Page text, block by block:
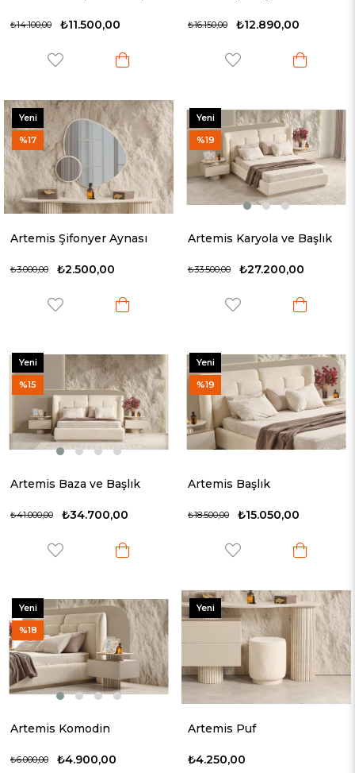
₺11.500,00
₺14.100,00 ₺12.890,00
₺16.150,00
Artemis Şifonyer Aynası
₺2.500,00
₺3.000,00
Yeni
Ürün
%17
Artemis Karyola ve Başlık
₺27.200,00
₺33.500,00
Yeni
Ürün
%19
Artemis Baza ve Başlık
₺34.700,00
₺41.000,00
Yeni
Ürün
%15
Artemis Başlık
₺15.050,00
₺18.500,00
Yeni
Ürün
%19
Artemis Komodin
₺4.900,00
₺6.000,00
Yeni
Ürün
%18
Artemis Puf
₺4.250,00
Yeni